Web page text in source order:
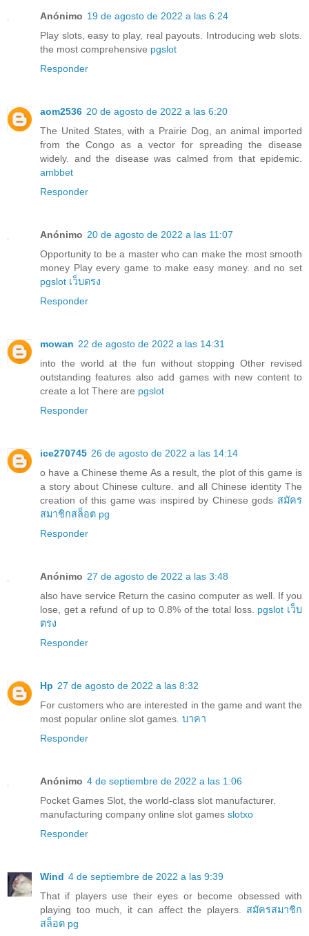
Anónimo 19 de agosto de 2022 a las 6:24
Play slots, easy to play, real payouts. Introducing web slots.
the most comprehensive pgslot
Responder
aom2536 20 de agosto de 2022 a las 6:20
The United States, with a Prairie Dog, an animal imported
from the Congo as a vector for spreading the disease
widely. and the disease was calmed from that epidemic.
ambbet
Responder
Anónimo 20 de agosto de 2022 a las 11:07
Opportunity to be a master who can make the most smooth
money Play every game to make easy money. and no set
pgslot เว็บตรง
Responder
mowan 22 de agosto de 2022 a las 14:31
into the world at the fun without stopping Other revised
outstanding features also add games with new content to
create a lot There are pgslot
Responder
ice270745 26 de agosto de 2022 a las 14:14
o have a Chinese theme As a result, the plot of this game is
a story about Chinese culture. and all Chinese identity The
creation of this game was inspired by Chinese gods สมัคร
สมาชิกสล็อต pg
Responder
Anónimo 27 de agosto de 2022 a las 3:48
also have service Return the casino computer as well. If you
lose, get a refund of up to 0.8% of the total loss. pgslot เว็บ
ตรง
Responder
Hp 27 de agosto de 2022 a las 8:32
For customers who are interested in the game and want the
most popular online slot games. บาคา
Responder
Anónimo 4 de septiembre de 2022 a las 1:06
Pocket Games Slot, the world-class slot manufacturer.
manufacturing company online slot games slotxo
Responder
Wind 4 de septiembre de 2022 a las 9:39
That if players use their eyes or become obsessed with
playing too much, it can affect the players. สมัครสมาชิก
สล็อต pg